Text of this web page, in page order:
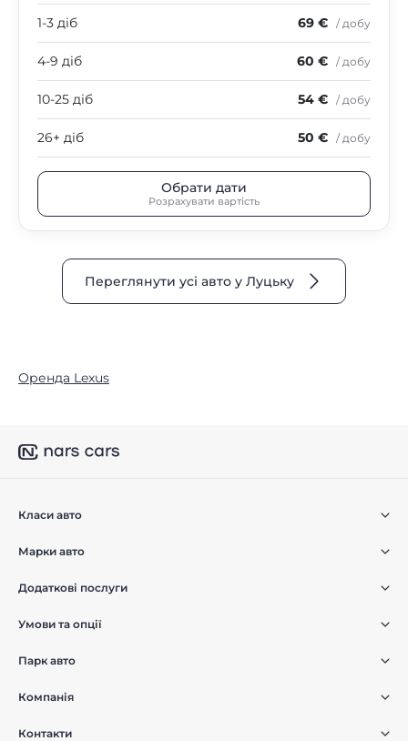
1-3 діб 69 € / добу
4-9 діб 60 € / добу
10-25 діб 54 € / добу
26+ діб 50 € / добу
Обрати дати
Розрахувати вартість
Переглянути усі авто у Луцьку
Оренда Lexus
Класи авто
Марки авто
Додаткові послуги
Умови та опції
Парк авто
Компанія
Контакти